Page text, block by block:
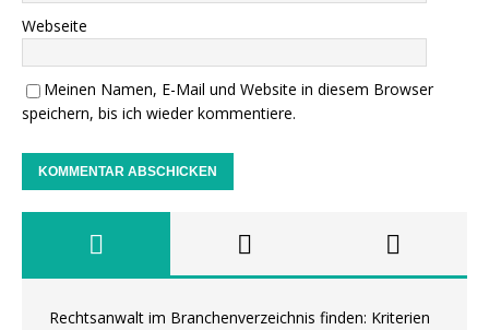
Webseite
Meinen Namen, E-Mail und Website in diesem Browser
speichern, bis ich wieder kommentiere.
Rechtsanwalt im Branchenverzeichnis finden: Kriterien